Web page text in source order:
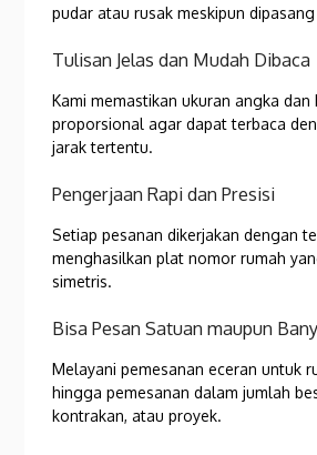
pudar atau rusak meskipun
Tulisan Jelas dan Mudah Dibaca
Kami memastikan ukuran angka dan
proporsional agar dapat terbaca
jarak tertentu.
Pengerjaan Rapi dan Presisi
Setiap pesanan dikerjakan dengan
menghasilkan plat nomor rumah
simetris.
Bisa Pesan Satuan maupun
Melayani pemesanan eceran untuk
hingga pemesanan dalam jumlah
kontrakan, atau proyek.